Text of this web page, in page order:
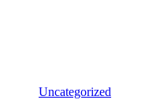
Uncategorized